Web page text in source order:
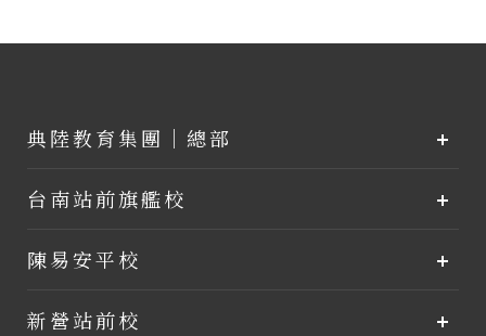
典陸教育集團｜總部
台南站前旗艦校
陳易安平校
新營站前校